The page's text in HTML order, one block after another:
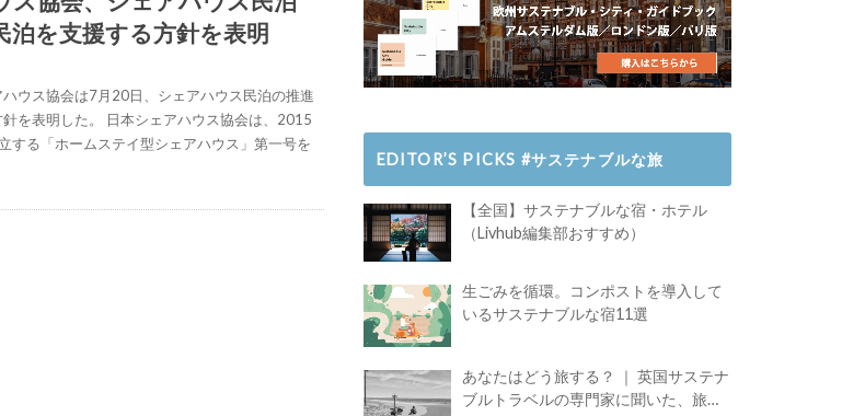
泊を支援する方針を表明
ウス協会は7月20日、シェアハウス民泊の推進
を表明した。 日本シェアハウス協会は、2015
する「ホームステイ型シェアハウス」第一号を
EDITOR’S PICKS #サステナブルな旅
【全国】サステナブルな宿・ホテル
（Livhub編集部おすすめ）
生ごみを循環。コンポストを導入して
いるサステナブルな宿11選
あなたはどう旅する？ ｜ 英国サステナ
ブルトラベルの専門家に聞いた、旅の